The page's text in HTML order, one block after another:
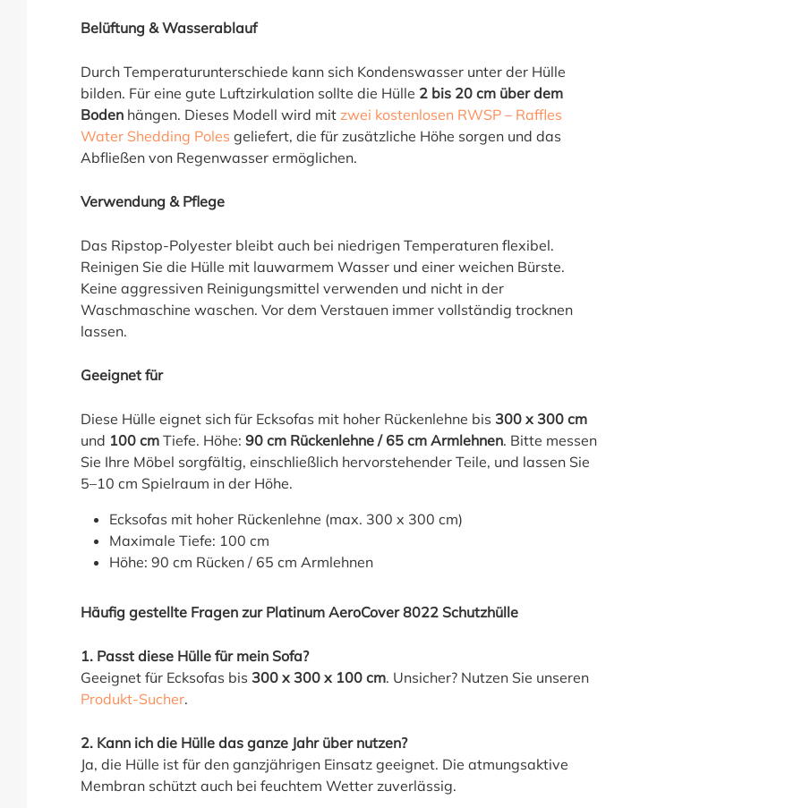
Belüftung & Wasserablauf
Durch Temperaturunterschiede kann sich Kondenswasser unter der Hülle
bilden. Für eine gute Luftzirkulation sollte die Hülle 2 bis 20 cm über dem
Boden hängen. Dieses Modell wird mit zwei kostenlosen RWSP – Raffles
Water Shedding Poles geliefert, die für zusätzliche Höhe sorgen und das
Abfließen von Regenwasser ermöglichen.
Verwendung & Pflege
Das Ripstop-Polyester bleibt auch bei niedrigen Temperaturen flexibel.
Reinigen Sie die Hülle mit lauwarmem Wasser und einer weichen Bürste.
Keine aggressiven Reinigungsmittel verwenden und nicht in der
Waschmaschine waschen. Vor dem Verstauen immer vollständig trocknen
lassen.
Geeignet für
Diese Hülle eignet sich für Ecksofas mit hoher Rückenlehne bis 300 x 300 cm
und 100 cm Tiefe. Höhe: 90 cm Rückenlehne / 65 cm Armlehnen. Bitte messen
Sie Ihre Möbel sorgfältig, einschließlich hervorstehender Teile, und lassen Sie
5–10 cm Spielraum in der Höhe.
Ecksofas mit hoher Rückenlehne (max. 300 x 300 cm)
Maximale Tiefe: 100 cm
Höhe: 90 cm Rücken / 65 cm Armlehnen
Häufig gestellte Fragen zur Platinum AeroCover 8022 Schutzhülle
1. Passt diese Hülle für mein Sofa?
Geeignet für Ecksofas bis 300 x 300 x 100 cm. Unsicher? Nutzen Sie unseren
Produkt-Sucher.
2. Kann ich die Hülle das ganze Jahr über nutzen?
Ja, die Hülle ist für den ganzjährigen Einsatz geeignet. Die atmungsaktive
Membran schützt auch bei feuchtem Wetter zuverlässig.